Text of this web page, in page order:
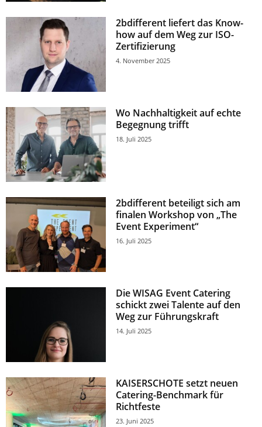
2bdifferent liefert das Know-
how auf dem Weg zur ISO-
Zertifizierung
4. November 2025
Wo Nachhaltigkeit auf echte
Begegnung trifft
18. Juli 2025
2bdifferent beteiligt sich am
finalen Workshop von „The
Event Experiment“
16. Juli 2025
Die WISAG Event Catering
schickt zwei Talente auf den
Weg zur Führungskraft
14. Juli 2025
KAISERSCHOTE setzt neuen
Catering-Benchmark für
Richtfeste
23. Juni 2025